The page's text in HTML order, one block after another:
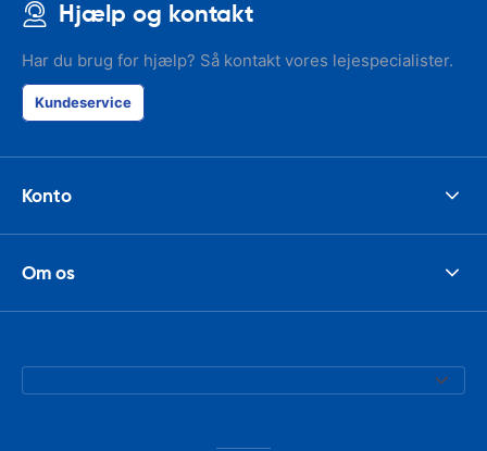
Hjælp og kontakt
Har du brug for hjælp? Så kontakt vores lejespecialister.
Kundeservice
Konto
Om os